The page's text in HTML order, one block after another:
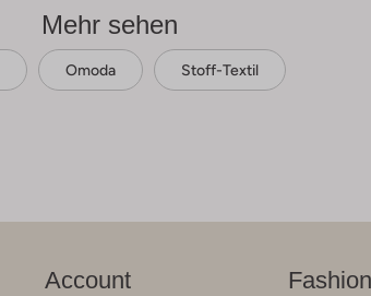
Mehr sehen
Omoda Stoff-Textil
Account